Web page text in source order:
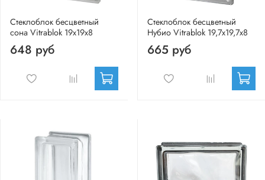
Стеклоблок бесцветный
сона Vitrablok 19х19х8
648 руб
Стеклоблок бесцветный
Нубио Vitrablok 19,7x19,7x8
665 руб